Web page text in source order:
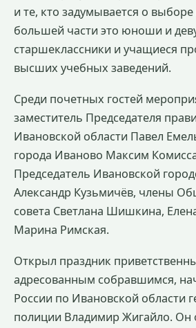
и те, кто задумывается о
большей части это юноши и
старшеклассники и учащиеся
высших учебных заведений.
Среди почетных гостей
заместитель Председателя
Ивановской области Павел
города Иваново Максим
Председатель Ивановской
Александр Кузьмичёв, члены
совета Светлана Шишкина,
Марина Римская.
Открыл праздник
адресованным собравшимся,
России по Ивановской области
полиции Владимир Жигайло. Он